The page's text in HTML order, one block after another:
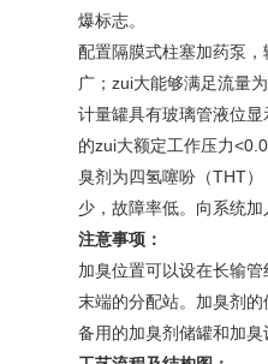
爆标志。
配置隔膜式柱塞加药泵
广；zui大能够满足流量
计量罐具有玻璃管液位
的zui大额定工作压力
臭剂为四氢噻吩（THT
少，故障率低。向系统
注意事项：
加臭位置可以设在长输
末端的分配站。加臭剂
备用的加臭剂储罐和加